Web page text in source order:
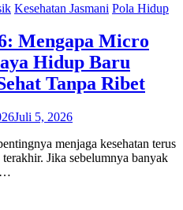
Kesehatan Jasmani Pola Hidup
Mengapa Micro
Hidup Baru
Tanpa Ribet
Juli 5, 2026
menjaga kesehatan terus
Jika sebelumnya banyak